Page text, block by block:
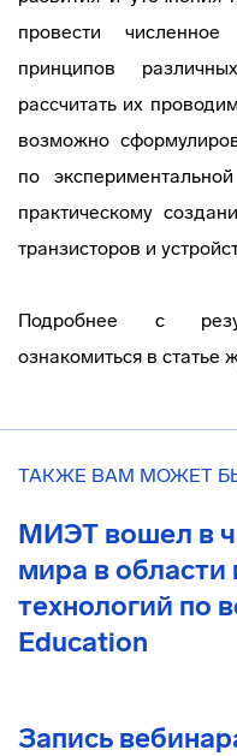
провести
принципов
рассчитать их
возможно
по
практическому
транзисторов и
Подробнее с
ознакомиться в статье
ТАКЖЕ ВАМ МОЖЕТ
МИЭТ вошел в
мира в
технологий по
Education
Запись